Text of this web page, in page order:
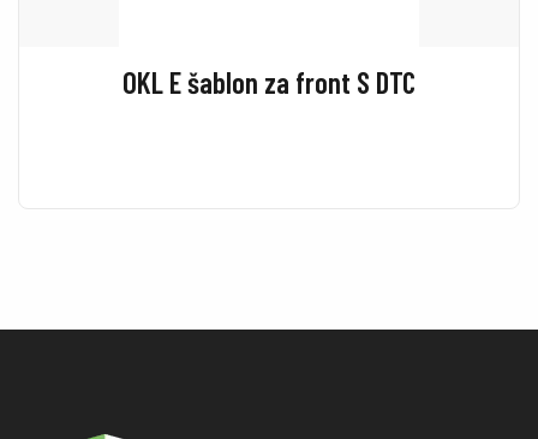
OKL E šablon za front S DTC